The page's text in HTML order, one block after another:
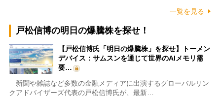
一覧を見る
戸松信博の明日の爆騰株を探せ！
【戸松信博氏「明日の爆騰株」を探せ】トーメン
デバイス：サムスンを通じて世界のAIメモリ需
要…
新聞や雑誌など多数の金融メディアに出演するグローバルリン
クアドバイザーズ代表の戸松信博氏が、最新…